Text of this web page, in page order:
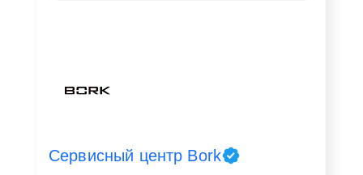
Сервисный центр Bork